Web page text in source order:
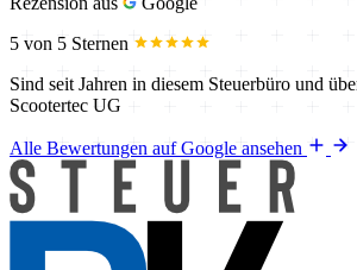
5 von 5 Sternen
Sind seit Jahren in diesem Steuerbüro und
Scootertec UG
Alle Bewertungen auf Google ansehen